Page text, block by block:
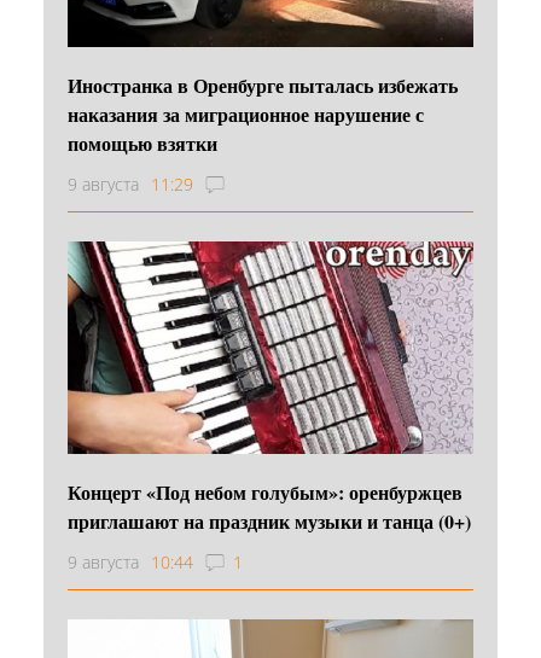
Иностранка в Оренбурге пыталась избежать
наказания за миграционное нарушение с
помощью взятки
9 августа 11:29
Концерт «Под небом голубым»: оренбуржцев
приглашают на праздник музыки и танца (0+)
9 августа 10:44 1